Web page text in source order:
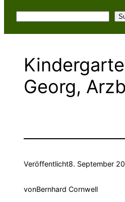
Georg,
Veröffentlicht8. September
vonBernhard Cornwell